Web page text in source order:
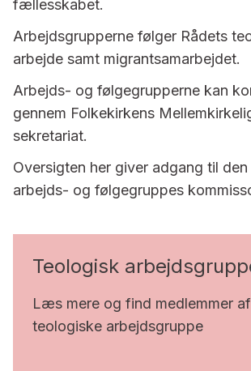
fællesskabet.
Arbejdsgrupperne følger Rådets
arbejde samt migrantsamarbejdet.
Arbejds- og følgegrupperne kan
gennem Folkekirkens
sekretariat.
Oversigten her giver adgang til
arbejds- og følgegruppes
Teologisk
Læs mere og find medlemmer
teologiske arbejdsgruppe